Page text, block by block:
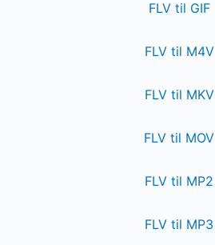
FLV til GIF
FLV til M4V
FLV til MKV
FLV til MOV
FLV til MP2
FLV til MP3